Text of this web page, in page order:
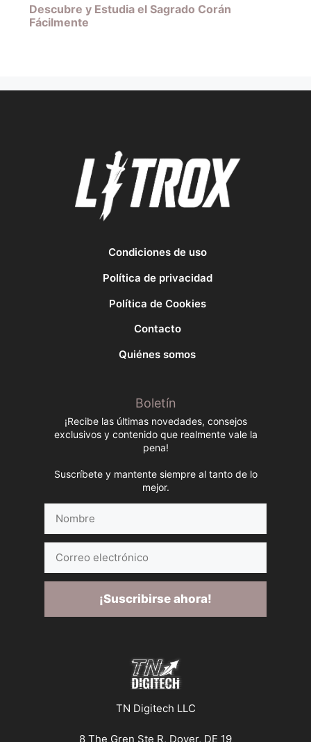
Descubre y Estudia el Sagrado Corán
Fácilmente
Condiciones de uso
Política de privacidad
Política de Cookies
Contacto
Quiénes somos
Boletín
¡Recibe las últimas novedades, consejos
exclusivos y contenido que realmente vale la
pena!
Suscríbete y mantente siempre al tanto de lo
mejor.
electrónico
¡Suscribirse ahora!
TN Digitech LLC
8 The Gren Ste R, Dover, DE 19